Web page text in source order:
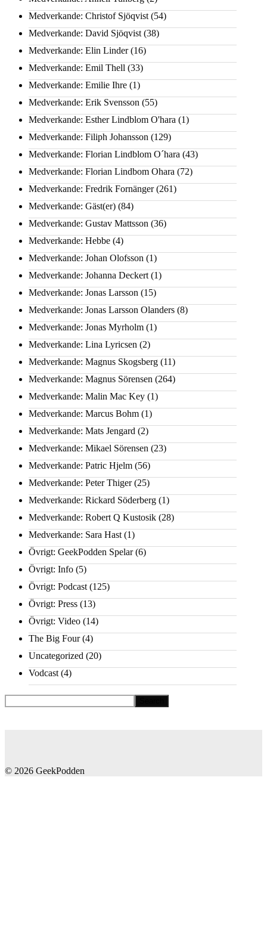
Medverkande: Christof Sjöqvist (54)
Medverkande: David Sjöqvist (38)
Medverkande: Elin Linder(16)
Medverkande: Emil Thell (33)
Medverkande: Emilie Ihre (1)
Medverkande: Erik Svensson (55)
Medverkande: Esther Lindblom O'hara (1)
Medverkande: Filiph Johansson (129)
Medverkande: Florian Lindblom O´hara (43)
Medverkande: Florian Lindbom Ohara (72)
Medverkande: Fredrik Fornänger(261)
Medverkande: Gäst(er) (84)
Medverkande: Gustav Mattsson (36)
Medverkande: Hebbe (4)
Medverkande: Johan Olofsson (1)
Medverkande: Johanna Deckert (1)
Medverkande: Jonas Larsson (15)
Medverkande: Jonas Larsson Olanders (8)
Medverkande: Jonas Myrholm (1)
Medverkande: Lina Lyricsen (2)
Medverkande: Magnus Skogsberg (11)
Medverkande: Magnus Sörensen (264)
Medverkande: Malin Mac Key (1)
Medverkande: Marcus Bohm (1)
Medverkande: Mats Jengard (2)
Medverkande: Mikael Sörensen (23)
Medverkande: Patric Hjelm (56)
Medverkande: Peter Thiger(25)
Medverkande: Rickard Söderberg (1)
Medverkande: Robert Q Kustosik (28)
Medverkande: Sara Hast (1)
Övrigt: GeekPodden Spelar(6)
Övrigt: Info (5)
Övrigt: Podcast (125)
Övrigt: Press (13)
Övrigt: Video (14)
The Big Four(4)
Uncategorized (20)
Vodcast (4)
© 2026 GeekPodden